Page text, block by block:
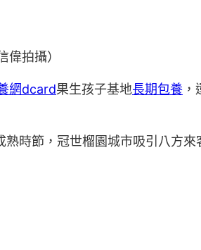
拍攝）
網dcard果生孩子基地長期包養
時節，冠世榴園城市吸引八方